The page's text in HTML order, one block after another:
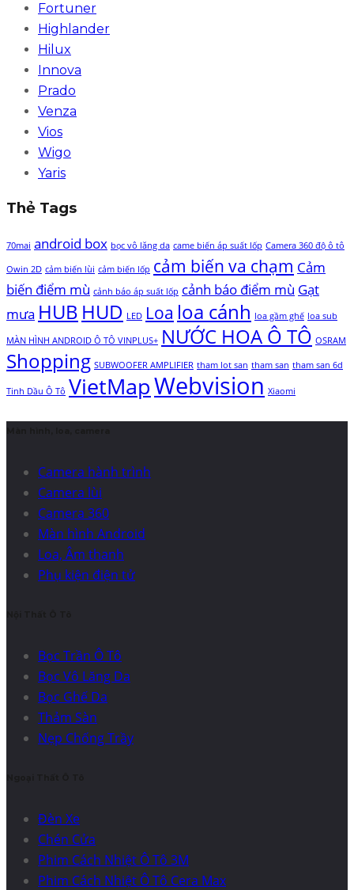
Fortuner
Highlander
Hilux
Innova
Prado
Venza
Vios
Wigo
Yaris
Thẻ Tags
70mai android box bọc vô lăng da came biến áp suất lốp Camera 360 độ ô tô
Owin 2D cảm biến lùi cảm biến lốp cảm biến va chạm Cảm
biến điểm mù cảnh báo áp suất lốp cảnh báo điểm mù Gạt
mưa HUB HUD LED Loa loa cánh loa gầm ghế loa sub
MÀN HÌNH ANDROID Ô TÔ VINPLUS+ NƯỚC HOA Ô TÔ OSRAM
Shopping SUBWOOFER AMPLIFIER tham lot san tham san tham san 6d
Tinh Dầu Ô Tô VietMapWebvision Xiaomi
Camera hành trình
Camera lùi
Camera 360
Màn hình Android
Loa, Âm thanh
Phụ kiện điện tử
Bọc Trần Ô Tô
Bọc Vô Lăng Da
Bọc Ghế Da
Thảm Sàn
Nẹp Chống Trầy
Đèn Xe
Chén Cửa
Phim Cách Nhiệt Ô Tô 3M
Phim Cách Nhiệt Ô Tô Cera Max